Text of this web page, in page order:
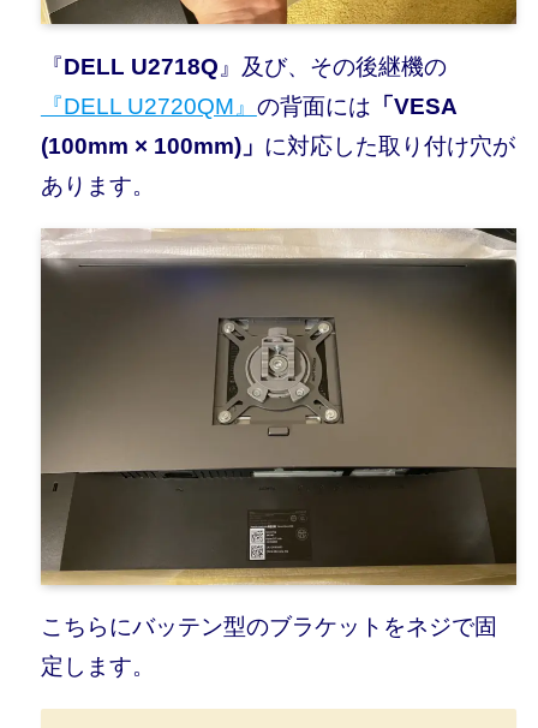
『DELL U2718Q 』及び、その後継機の
『DELL U2720QM』 の背面には 「VESA
(100mm × 100mm)」 に対応した取り付け穴が
あります。
こちらにバッテン型のブラケットをネジで固
定します。